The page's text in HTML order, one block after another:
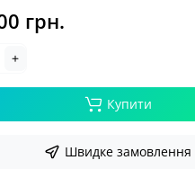
грн.
Купити
Швидке замовлення